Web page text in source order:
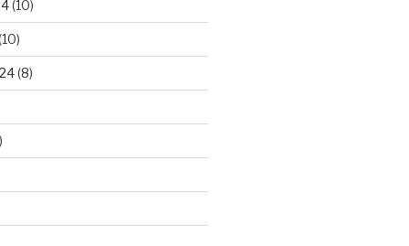
(10)
(8)